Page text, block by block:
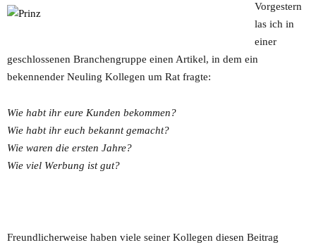
Vorgestern
las ich in
einer
geschlossenen Branchengruppe einen Artikel, in dem ein
bekennender Neuling Kollegen um Rat fragte:
Wie habt ihr eure Kunden bekommen?
Wie habt ihr euch bekannt gemacht?
Wie waren die ersten Jahre?
Wie viel Werbung ist gut?
Freundlicherweise haben viele seiner Kollegen diesen Beitrag